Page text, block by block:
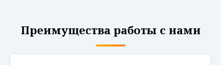
Преимущества работы с нами